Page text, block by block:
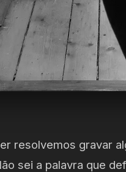
resolvemos gravar
sei a palavra que